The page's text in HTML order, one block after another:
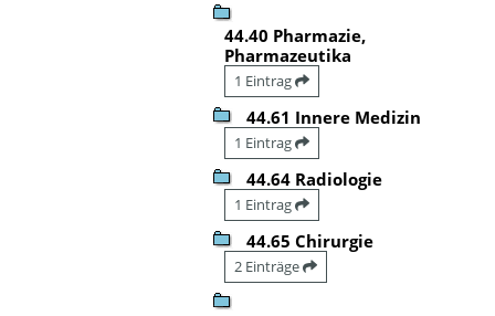
44.40 Pharmazie,
Pharmazeutika
1 Eintrag
44.61 Innere Medizin
1 Eintrag
44.64 Radiologie
1 Eintrag
44.65 Chirurgie
2 Einträge